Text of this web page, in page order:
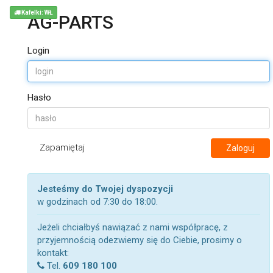
AG-PARTS
Login
Hasło
Zapamiętaj Zaloguj
Jesteśmy do Twojej dyspozycji
w godzinach od 7:30 do 18:00.
Jeżeli chciałbyś nawiązać z nami współpracę, z
przyjemnością odezwiemy się do Ciebie, prosimy o
kontakt:
Tel. 609 180 100
Kafelki: WŁ